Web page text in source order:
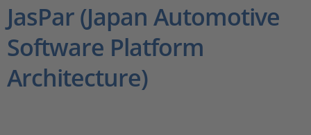
杂志
公司
JasPar (Japan Automotive
Software Platform
Architecture)